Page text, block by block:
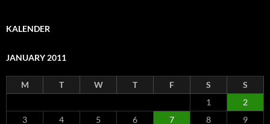
KALENDER
JANUARY 2011
M T W T F S
S
1
2
3
4 5 6 7 8
9